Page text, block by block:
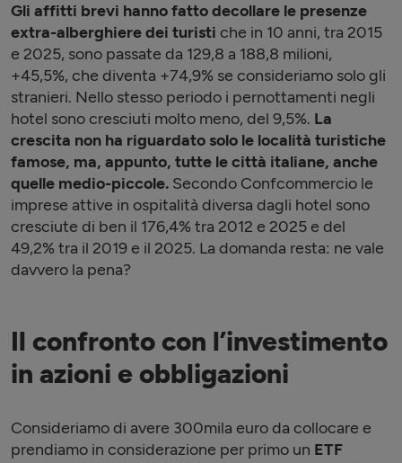
Gli affitti brevi hanno fatto decollare le presenze
extra-alberghiere dei turisti che in 10 anni, tra 2015
e 2025, sono passate da 129,8 a 188,8 milioni,
+45,5%, che diventa +74,9% se consideriamo solo gli
stranieri. Nello stesso periodo i pernottamenti negli
hotel sono cresciuti molto meno, del 9,5%. La
crescita non ha riguardato solo le località turistiche
famose, ma, appunto, tutte le città italiane, anche
quelle medio-piccole. Secondo Confcommercio le
imprese attive in ospitalità diversa dagli hotel sono
cresciute di ben il 176,4% tra 2012 e 2025 e del
49,2% tra il 2019 e il 2025. La domanda resta: ne vale
davvero la pena?
Il confronto con l’investimento
in azioni e obbligazioni
Consideriamo di avere 300mila euro da collocare e
prendiamo in considerazione per primo un ETF